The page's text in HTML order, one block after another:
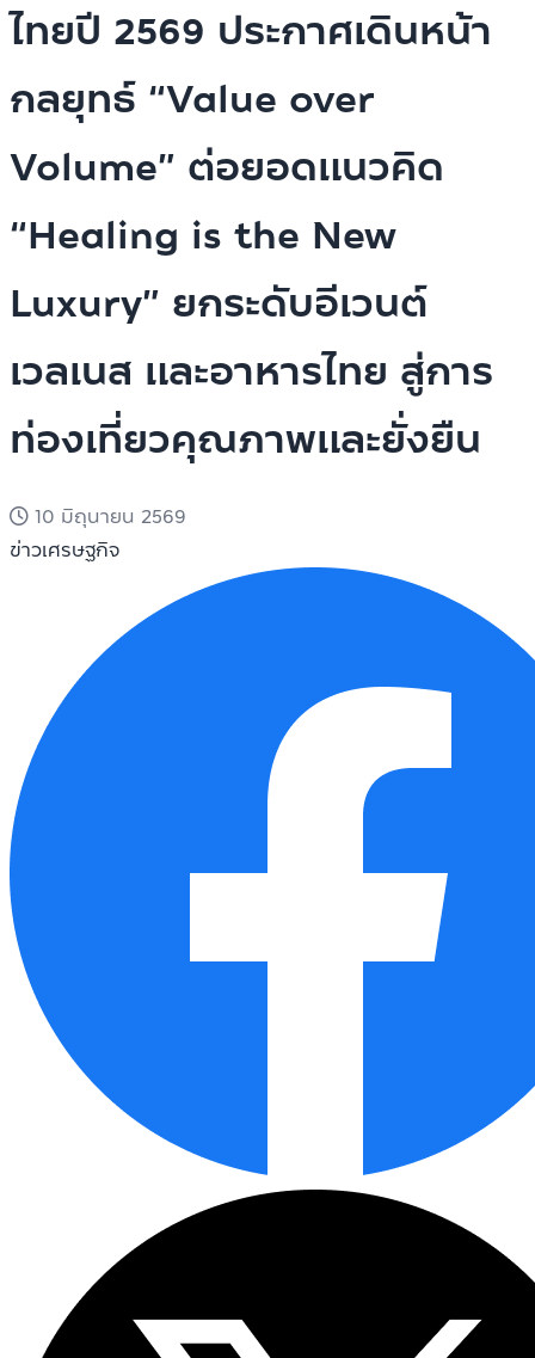
ไทยปี 2569 ประกาศเดินหน้า
กลยุทธ์ “Value over
Volume” ต่อยอดแนวคิด
“Healing is the New
Luxury” ยกระดับอีเวนต์
เวลเนส และอาหารไทย สู่การ
ท่องเที่ยวคุณภาพและยั่งยืน
10 มิถุนายน 2569
ข่าวเศรษฐกิจ